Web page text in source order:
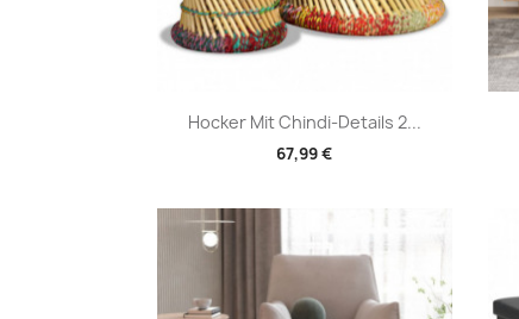
Hocker Mit Chindi-Details 2...
67,99 €
Vorschau